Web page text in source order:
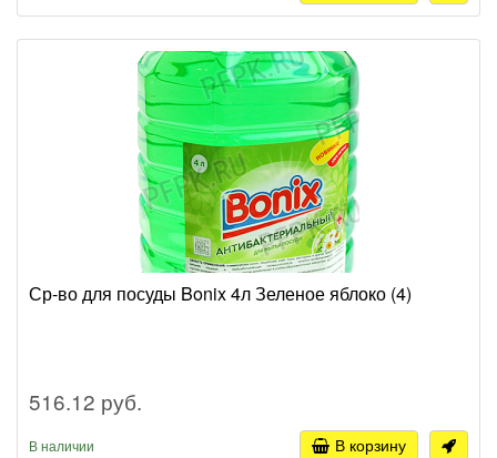
Ср-во для посуды Bonix 4л Зеленое яблоко (4)
516.12 руб.
В наличии В корзину